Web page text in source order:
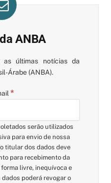
ANBA
as últimas notícias da
Árabe (ANBA).
*
serão utilizados
para envio de nossa
titular dos dados deve
para recebimento da
livre, inequívoca e
poderá revogar o